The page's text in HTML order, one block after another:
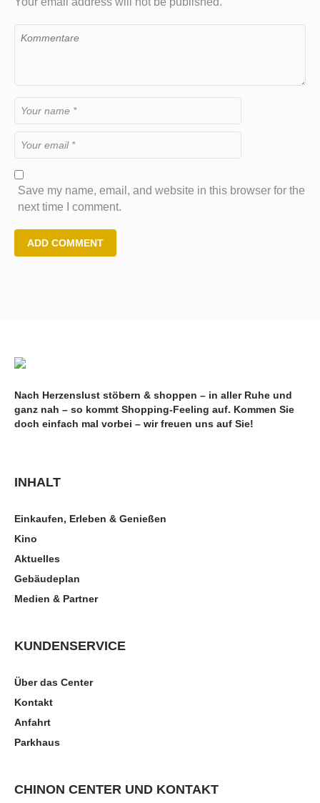
Save my name, email, and website in this browser for the
next time I comment.
Nach Herzenslust stöbern & shoppen – in aller Ruhe und
ganz nah – so kommt Shopping-Feeling auf. Kommen Sie
doch einfach mal vorbei – wir freuen uns auf Sie!
INHALT
Einkaufen, Erleben & Genießen
Kino
Aktuelles
Gebäudeplan
Medien & Partner
KUNDENSERVICE
Über das Center
Kontakt
Anfahrt
Parkhaus
CHINON CENTER UND KONTAKT